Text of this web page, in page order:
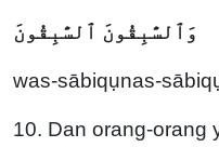
وَٱلسَّٰبِقُونَ ٱلسَّٰبِقُونَ
was-sābiqụnas-
10. Dan orang-orang